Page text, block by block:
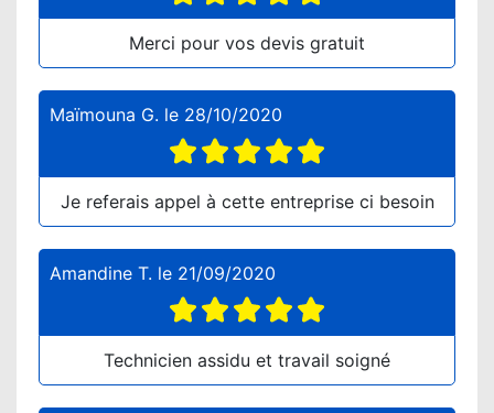
Merci pour vos devis gratuit
Maïmouna G. le 28/10/2020
Je referais appel à cette entreprise ci besoin
Amandine T. le 21/09/2020
Technicien assidu et travail soigné